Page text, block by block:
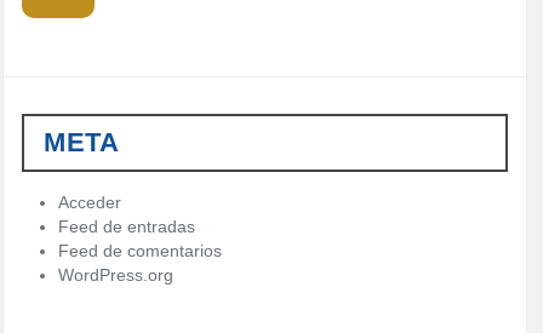
META
Acceder
Feed de entradas
Feed de comentarios
WordPress.org